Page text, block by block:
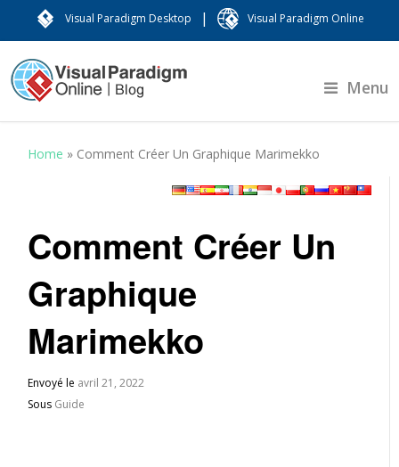
Visual Paradigm Desktop | Visual Paradigm Online
Menu
Home » Comment Créer Un Graphique Marimekko
Comment Créer Un
Graphique
Marimekko
Envoyé le avril 21, 2022
Sous Guide